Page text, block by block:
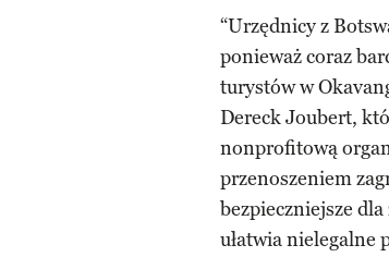
“Urzędnicy z
ponieważ coraz
turystów w
Dereck Joubert,
nonprofitową
przenoszeniem
bezpieczniejsze
ułatwia nielegalne